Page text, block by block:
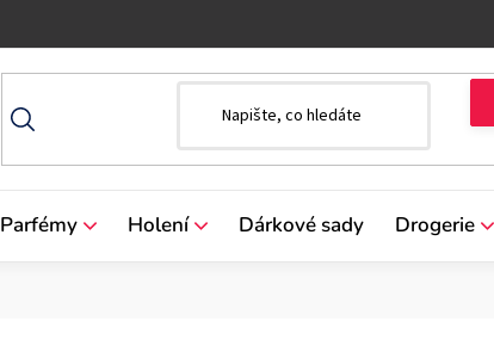
Parfémy Holení Dárkové sady Drogerie